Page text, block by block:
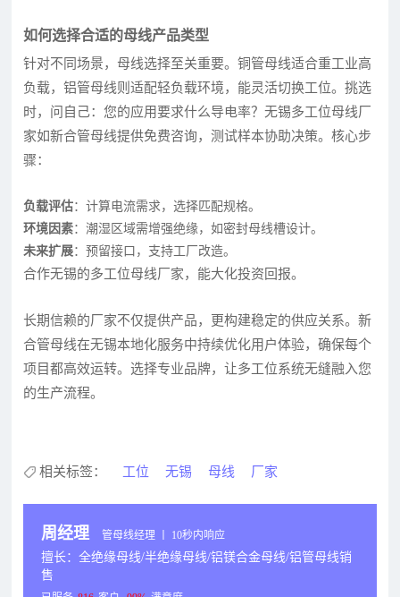
如何选择合适的母线产品类型
针对不同场景，母线选择至关重要。铜管母线适合重工业高
负载，铝管母线则适配轻负载环境，能灵活切换工位。挑选
时，问自己：您的应用要求什么导电率？无锡多工位母线厂
家如新合管母线提供免费咨询，测试样本协助决策。核心步
骤：
负载评估：计算电流需求，选择匹配规格。
环境因素：潮湿区域需增强绝缘，如密封母线槽设计。
未来扩展：预留接口，支持工厂改造。
合作无锡的多工位母线厂家，能大化投资回报。
长期信赖的厂家不仅提供产品，更构建稳定的供应关系。新
合管母线在无锡本地化服务中持续优化用户体验，确保每个
项目都高效运转。选择专业品牌，让多工位系统无缝融入您
的生产流程。
相关标签： 工位 无锡 母线 厂家
周经理 管母线经理 丨 10秒内响应
擅长：全绝缘母线/半绝缘母线/铝镁合金母线/铝管母线销
售